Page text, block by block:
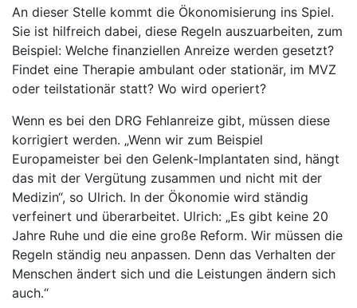
An dieser Stelle kommt die Ökonomisierung ins Spiel.
Sie ist hilfreich dabei, diese Regeln auszuarbeiten, zum
Beispiel: Welche finanziellen Anreize werden gesetzt?
Findet eine Therapie ambulant oder stationär, im MVZ
oder teilstationär statt? Wo wird operiert?
Wenn es bei den DRG Fehlanreize gibt, müssen diese
korrigiert werden. „Wenn wir zum Beispiel
Europameister bei den Gelenk-Implantaten sind, hängt
das mit der Vergütung zusammen und nicht mit der
Medizin“, so Ulrich. In der Ökonomie wird ständig
verfeinert und überarbeitet. Ulrich: „Es gibt keine 20
Jahre Ruhe und die eine große Reform. Wir müssen die
Regeln ständig neu anpassen. Denn das Verhalten der
Menschen ändert sich und die Leistungen ändern sich
auch.“